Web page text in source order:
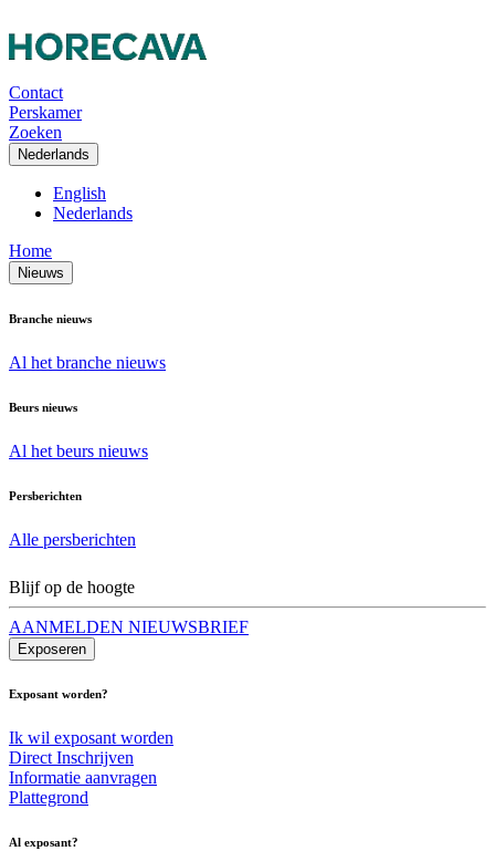
Contact
Perskamer
Zoeken
Nederlands
English
Nederlands
Home
Nieuws
Branche nieuws
Al het branche nieuws
Beurs nieuws
Al het beurs nieuws
Persberichten
Alle persberichten
Blijf op de hoogte
AANMELDEN NIEUWSBRIEF
Exposeren
Exposant worden?
Ik wil exposant worden
Direct Inschrijven
Informatie aanvragen
Plattegrond
Al exposant?